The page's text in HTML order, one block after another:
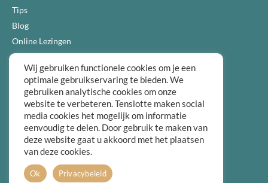
Tips
Blog
Online Lezingen
Diensten
Over ons
Informatie
Algemene voorwaarden
Privacybeleid
Over ons
FAQ
Wij gebruiken functionele cookies om je een
optimale gebruikservaring te bieden. We
gebruiken analytische cookies om onze
website te verbeteren. Tenslotte maken social
media cookies het mogelijk om informatie
eenvoudig te delen. Door gebruik te maken van
deze website gaat u akkoord met het plaatsen
van deze cookies.
Ok Privacybeleid